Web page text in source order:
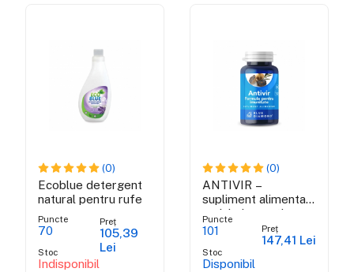
(0)
Ecoblue detergent
natural pentru rufe
Puncte
70
Stoc
Indisponibil
Preț
105,39
Lei
(0)
ANTIVIR –
supliment alimentar
antiviral cu acțiune
rapidă
Puncte
101
Stoc
Disponibil
Preț
147,41 Lei